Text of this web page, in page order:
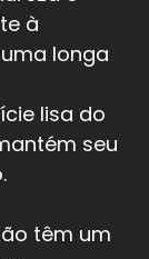
à
longa
lisa do
seu
têm um